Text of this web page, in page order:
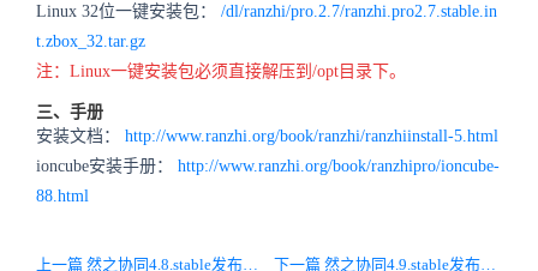
Linux 32位一键安装包： /dl/ranzhi/pro.2.7/ranzhi.pro2.7.stable.in
t.zbox_32.tar.gz
注：Linux一键安装包必须直接解压到/opt目录下。
三、手册
安装文档： http://www.ranzhi.org/book/ranzhi/ranzhiinstall-5.html
ioncube安装手册： http://www.ranzhi.org/book/ranzhipro/ioncube-
88.html
上一篇 然之协同4.8.stable发布，集成喧喧2.0，修复bug 下一篇 然之协同4.9.stable发布，深度集成喧喧2.1.0